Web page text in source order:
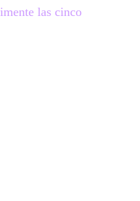
las cinco